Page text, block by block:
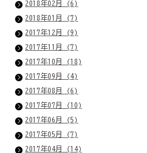
2018年02月 (6)
2018年01月 (7)
2017年12月 (9)
2017年11月 (7)
2017年10月 (18)
2017年09月 (4)
2017年08月 (6)
2017年07月 (10)
2017年06月 (5)
2017年05月 (7)
2017年04月 (14)